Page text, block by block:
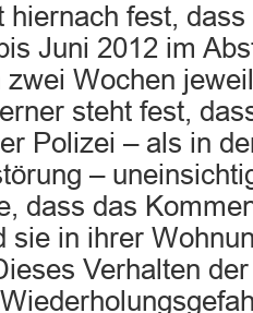
hiernach fest,
Juni 2012 im
Wochen
steht fest,
Polizei – als in
–
dass das
sie in ihrer
Verhalten